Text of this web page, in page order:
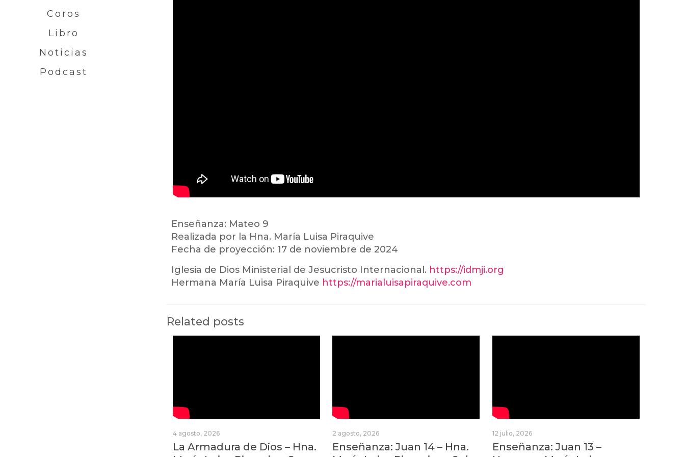
Coros
Libro
Noticias
Podcast
Enseñanza: Mateo 9
Realizada por la Hna. María Luisa Piraquive
Fecha de proyección: 17 de noviembre de 2024
Iglesia de Dios Ministerial de Jesucristo Internacional. https://idmji.org
Hermana María Luisa Piraquive https://marialuisapiraquive.com
Related posts
4 agosto, 2026
La Armadura de Dios – Hna.
2 agosto, 2026
Enseñanza: Juan 14 – Hna.
12 julio, 2026
Enseñanza: Juan 13 –